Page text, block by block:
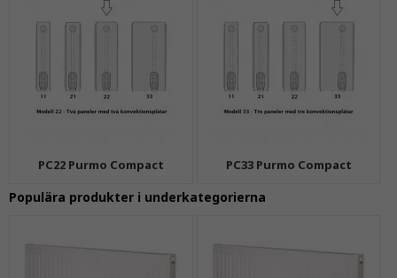
PC22 Purmo Compact PC33 Purmo Compact
Populära produkter i underkategorierna